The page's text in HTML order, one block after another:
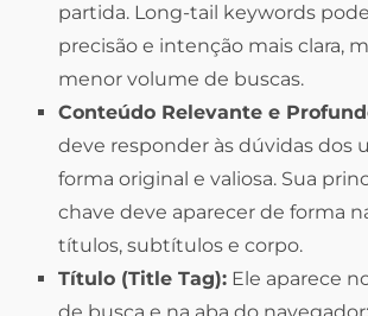
partida. Long-tail keywords
precisão e intenção mais clara,
menor volume de buscas.
Conteúdo Relevante e
deve responder às dúvidas dos
forma original e valiosa. Sua
chave deve aparecer de forma
títulos, subtítulos e corpo.
Título (Title Tag): Ele aparece